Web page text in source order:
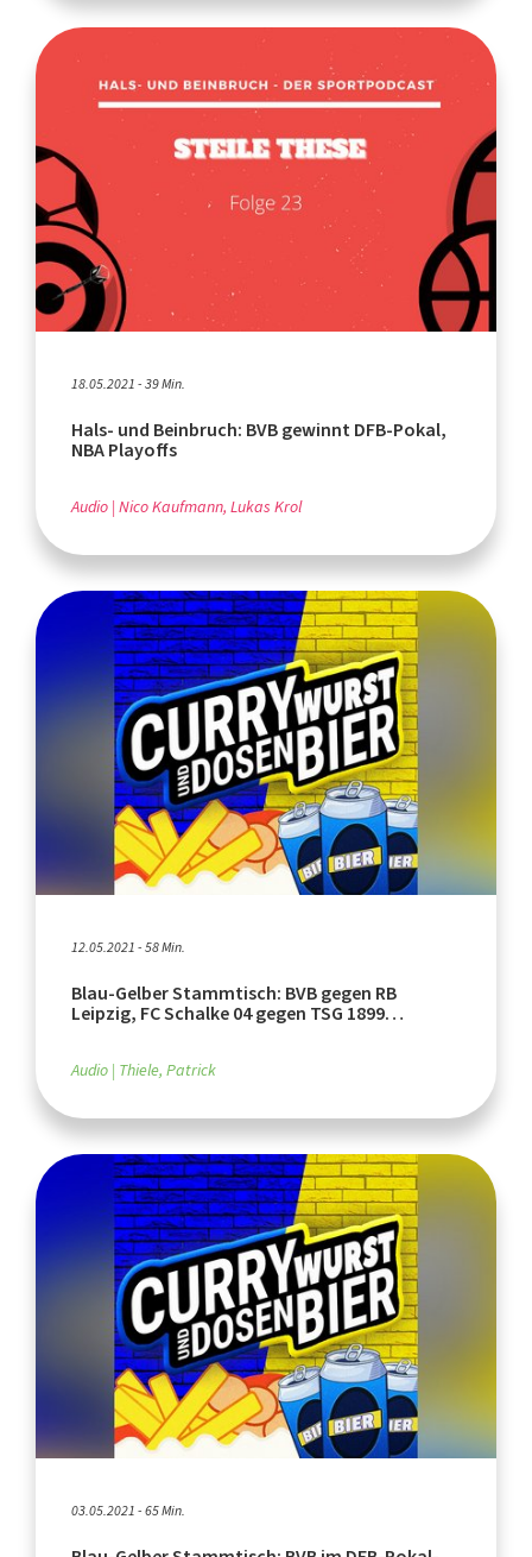
18.05.2021 - 39 Min.
Hals- und Beinbruch: BVB gewinnt DFB-Pokal,
NBA Playoffs
Audio Nico Kaufmann, Lukas Krol
12.05.2021 - 58 Min.
Blau-Gelber Stammtisch: BVB gegen RB
Leipzig, FC Schalke 04 gegen TSG 1899
Audio Thiele, Patrick
03.05.2021 - 65 Min.